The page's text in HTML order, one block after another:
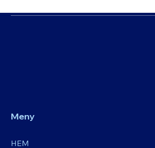
Meny
HEM